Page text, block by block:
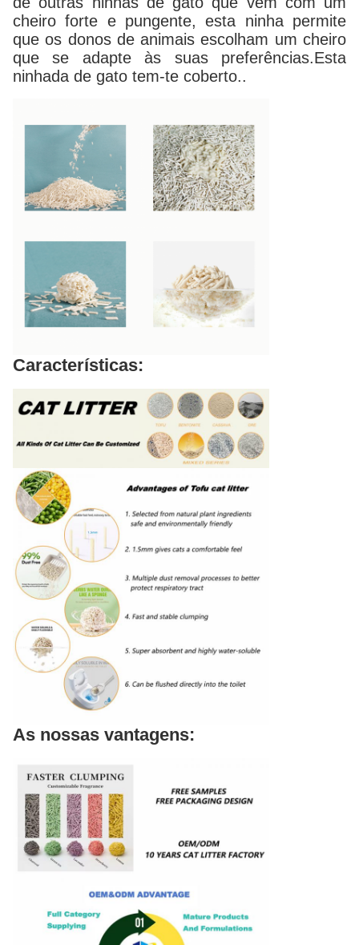
cheiro forte e pungente, esta ninha permite
que os donos de animais escolham um cheiro
que se adapte às suas preferências.Esta
ninhada de gato tem-te coberto..
Características:
As nossas vantagens: